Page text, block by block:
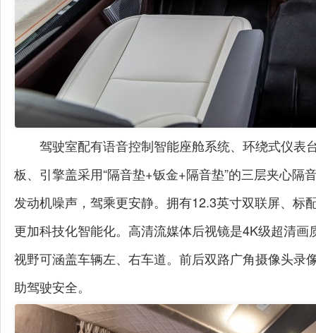
驾驶室配有语音控制智能座舱系统、环绕式仪表
板、引擎盖采用“隔音垫+钣金+隔音垫”的三层夹心隔
发动机噪声，驾乘更安静。 拥有12.3英寸双联屏、标
更加科技化智能化。 高清流媒体后视镜是4K级超清画
视野可涵盖车辆左、右车道。前后双路广角摄像头录
助驾驶安全。